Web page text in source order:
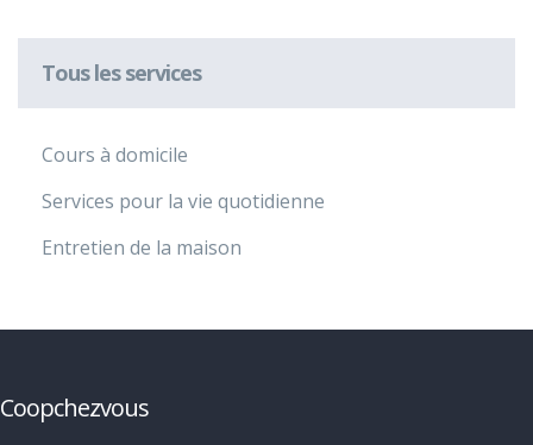
Tous les services
Cours à domicile
Services pour la vie quotidienne
Entretien de la maison
Coopchezvous